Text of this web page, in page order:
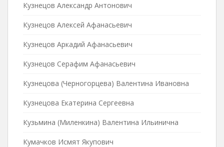
Кузнецов Александр Антонович
Кузнецов Алексей Афанасьевич
Кузнецов Аркадий Афанасьевич
Кузнецов Серафим Афанасьевич
Кузнецова (Черногорцева) Валентина Ивановна
Кузнецова Екатерина Сергеевна
Кузьмина (Миленкина) Валентина Ильинична
Кумачков Исмят Якупович